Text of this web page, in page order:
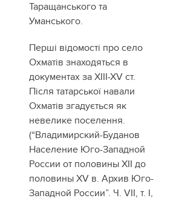
Таращанського та
Уманського.
Перші відомості про село
Охматів знаходяться в
документах за ХІІІ-ХV ст.
Після татарської навали
Охматів згадується як
невелике поселення.
(“Владимирский-Буданов
Население Юго-Западной
России от половины ХІІ до
половины ХV в. Архив Юго-
Западной России”. Ч. VІІ, т. І,